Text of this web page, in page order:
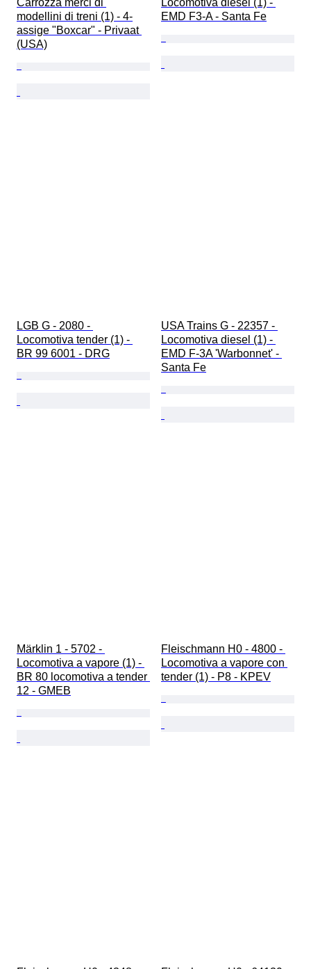
Carrozza merci di
modellini di treni (1) - 4-
assige "Boxcar" - Privaat
(USA)
Locomotiva diesel (1) -
EMD F3-A - Santa Fe
LGB G - 2080 -
Locomotiva tender (1) -
BR 99 6001 - DRG
USA Trains G - 22357 -
Locomotiva diesel (1) -
EMD F-3A 'Warbonnet' -
Santa Fe
Märklin 1 - 5702 -
Locomotiva a vapore (1) -
BR 80 locomotiva a tender
12 - GMEB
Fleischmann H0 - 4800 -
Locomotiva a vapore con
tender (1) - P8 - KPEV